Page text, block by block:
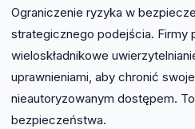
Ograniczenie ryzyka w
strategicznego podejścia. Firmy
wieloskładnikowe
uprawnieniami, aby chronić
nieautoryzowanym dostępem.
bezpieczeństwa.